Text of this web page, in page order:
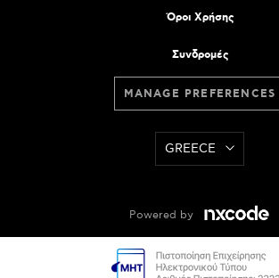
Όροι Χρήσης
Συνδρομές
MANAGE PREFERENCES
GREECE
Powered by